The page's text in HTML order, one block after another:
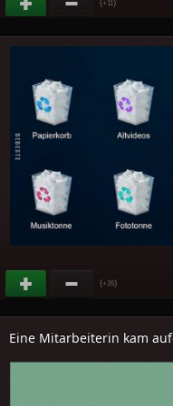
(+11 )
(+26)
Eine Mitarbeiterin kam